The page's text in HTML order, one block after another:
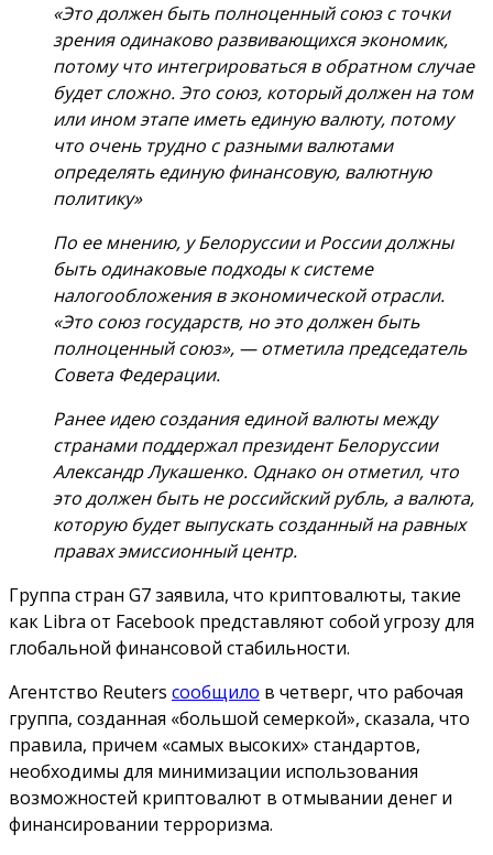
«Это должен быть полноценный союз с точки
зрения одинаково развивающихся экономик,
потому что интегрироваться в обратном случае
будет сложно. Это союз, который должен на том
или ином этапе иметь единую валюту, потому
что очень трудно с разными валютами
определять единую финансовую, валютную
политику»
По ее мнению, у Белоруссии и России должны
быть одинаковые подходы к системе
налогообложения в экономической отрасли.
«Это союз государств, но это должен быть
полноценный союз», — отметила председатель
Совета Федерации.
Ранее идею создания единой валюты между
странами поддержал президент Белоруссии
Александр Лукашенко. Однако он отметил, что
это должен быть не российский рубль, а валюта,
которую будет выпускать созданный на равных
правах эмиссионный центр.
Группа стран G7 заявила, что криптовалюты, такие
как Libra от Facebook представляют собой угрозу для
глобальной финансовой стабильности.
Агентство Reuters сообщило в четверг, что рабочая
группа, созданная «большой семеркой», сказала, что
правила, причем «самых высоких» стандартов,
необходимы для минимизации использования
возможностей криптовалют в отмывании денег и
финансировании терроризма.